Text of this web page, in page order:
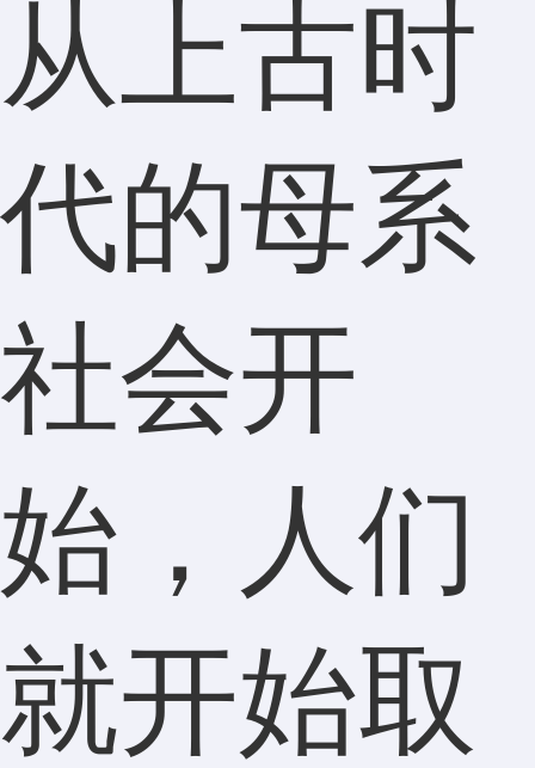
从上古时
代的母系
社会开
始，人们
就开始取